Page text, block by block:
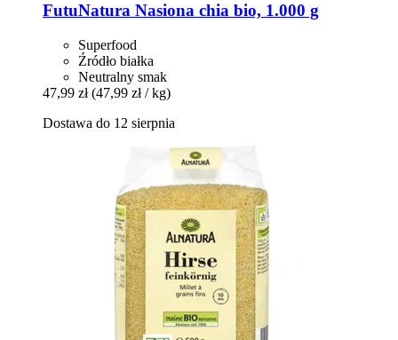
FutuNatura Nasiona chia bio, 1.000 g
Superfood
Źródło białka
Neutralny smak
47,99 zł (47,99 zł / kg)
Dostawa do 12 sierpnia